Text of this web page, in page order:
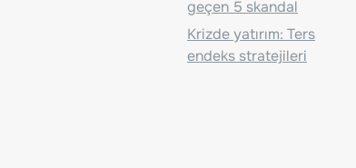
geçen 5 skandal
Krizde yatırım: Ters
endeks stratejileri